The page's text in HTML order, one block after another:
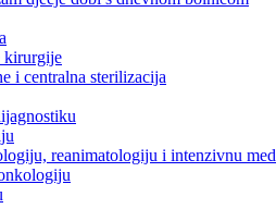
kirurgije
i centralna sterilizacija
reanimatologiju i intenzivnu